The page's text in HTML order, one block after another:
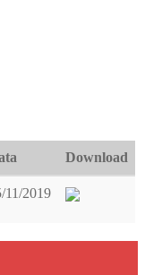
Download
11/2019